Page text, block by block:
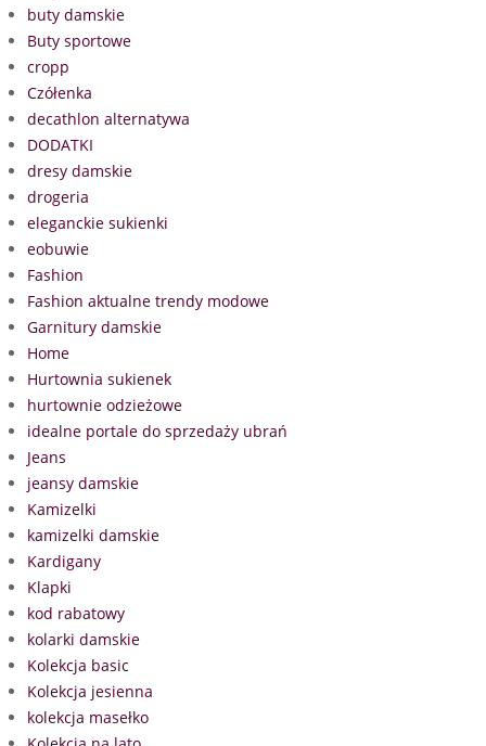
buty damskie
Buty sportowe
cropp
Czółenka
decathlon alternatywa
DODATKI
dresy damskie
drogeria
eleganckie sukienki
eobuwie
Fashion
Fashion aktualne trendy modowe
Garnitury damskie
Home
Hurtownia sukienek
hurtownie odzieżowe
idealne portale do sprzedaży ubrań
Jeans
jeansy damskie
Kamizelki
kamizelki damskie
Kardigany
Klapki
kod rabatowy
kolarki damskie
Kolekcja basic
Kolekcja jesienna
kolekcja masełko